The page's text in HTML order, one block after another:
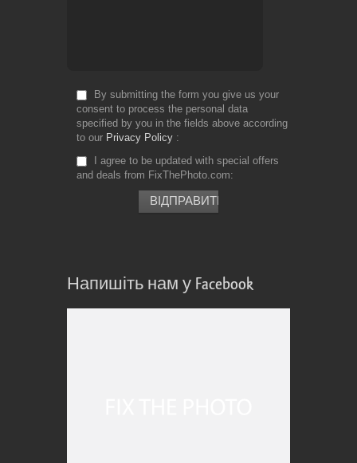
By submitting the form you give us your
consent to process the personal data
specified by you in the fields above according
to our Privacy Policy
I agree to be updated with special offers
and deals from FixThePhoto.com
Напишіть нам у Facebook